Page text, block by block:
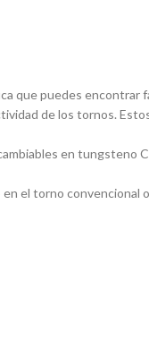
que puedes encontrar
de los tornos.
en tungsteno
el torno convencional